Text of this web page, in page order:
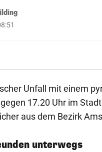
Unfall mit einem
17.20 Uhr im
aus dem Bezirk
unterwegs